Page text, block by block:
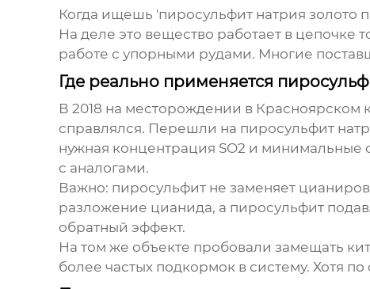
Когда ищешь 'пиросульфит натрия золото
На деле это вещество работает в цепочке
работе с упорными рудами. Многие
Где реально применяется
В 2018 на месторождении в
справлялся. Перешли на пиросульфит
нужная концентрация SO2 и минимальные
с аналогами.
Важно: пиросульфит не заменяет
разложение цианида, а пиросульфит
обратный эффект.
На том же объекте пробовали замещать
более частых подкормок в систему. Хотя